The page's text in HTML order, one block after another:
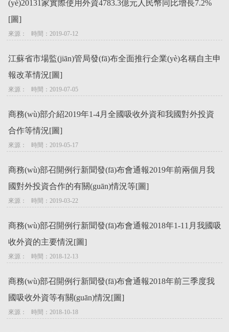
(yè)20131家實際使用外資4783.3億元人民幣同比增長7.2%
[圖]
來源：   時間：2019-07-12
江蘇省市場監(jiān)管局發(fā)布全面推行企業(yè)名稱自主申
報改革情況[圖]
來源：   時間：2019-07-05
商務(wù)部介紹2019年1-4月全國吸收外資和我國對外投資
合作等情況[圖]
來源：   時間：2019-05-17
商務(wù)部召開例行新聞發(fā)布會通報2019年前兩個月我
國對外投資合作的有關(guān)情況等[圖]
來源：   時間：2019-03-22
商務(wù)部召開例行新聞發(fā)布會通報2018年1-11月我國吸
收外資的主要情況[圖]
來源：   時間：2018-12-13
商務(wù)部召開例行新聞發(fā)布會通報2018年前三季度我
國吸收外資等有關(guān)情況[圖]
來源：   時間：2018-10-18